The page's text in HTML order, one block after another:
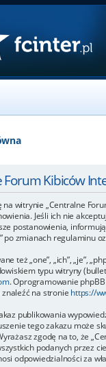
Kibiców
na witrynie „Centralne
Jeśli ich nie
postanowienia,
po zmianach regulaminu
też „one”, „ich”, „je”,
typu witryny
. Oprogramowanie
na stronie https://
publikowania
tego zakazu może
zgodę na to, że
podanych przez
odpowiedzialności za